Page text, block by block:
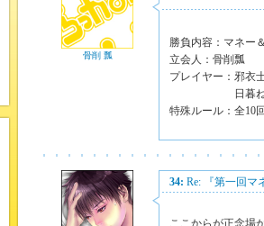
骨削 瓢
勝負内容：マネー
立会人：骨削瓢
プレイヤー：邪衣
日暮ね
特殊ルール：全10
34: Re: 『第一回マ
ここからが正念場